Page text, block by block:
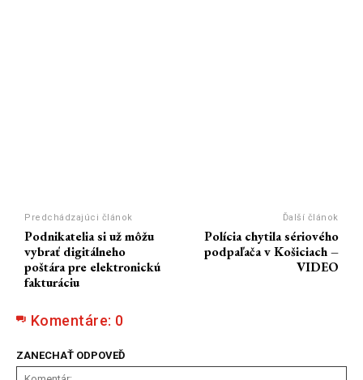
Predchádzajúci článok
Podnikatelia si už môžu
vybrať digitálneho
poštára pre elektronickú
fakturáciu
Ďalší článok
Polícia chytila sériového
podpaľača v Košiciach –
VIDEO
Komentáre: 0
ZANECHAŤ ODPOVEĎ